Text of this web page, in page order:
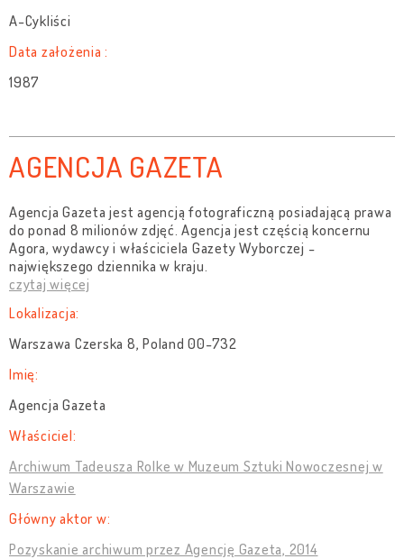
A-Cykliści
Data założenia :
1987
AGENCJA GAZETA
Agencja Gazeta jest agencją fotograficzną posiadającą prawa
do ponad 8 milionów zdjęć. Agencja jest częścią koncernu
Agora, wydawcy i właściciela Gazety Wyborczej -
największego dziennika w kraju.
czytaj więcej
Lokalizacja:
Warszawa Czerska 8, Poland 00-732
Imię:
Agencja Gazeta
Właściciel:
Archiwum Tadeusza Rolke w Muzeum Sztuki Nowoczesnej w
Warszawie
Główny aktor w:
Pozyskanie archiwum przez Agencję Gazeta, 2014